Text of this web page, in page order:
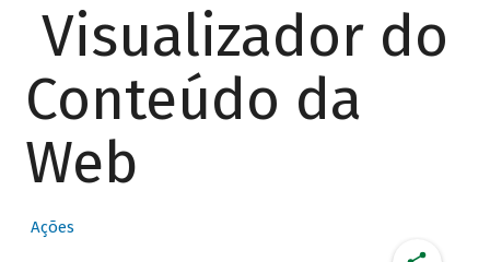
Visualizador do
Conteúdo da
Web
Ações